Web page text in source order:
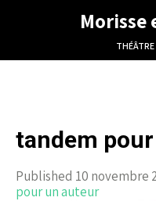
Morisse
tandem
Published 10 novembre
pour un auteur